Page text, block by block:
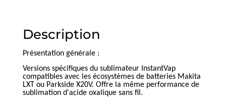
Description
Présentation générale :
Versions spécifiques du sublimateur InstantVap
compatibles avec les écosystèmes de batteries Makita
LXT ou Parkside X20V. Offre la même performance de
sublimation d'acide oxalique sans fil.